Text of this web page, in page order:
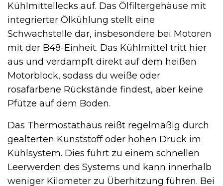
Kühlmittellecks auf. Das Ölfiltergehäuse mit
integrierter Ölkühlung stellt eine
Schwachstelle dar, insbesondere bei Motoren
mit der B48-Einheit. Das Kühlmittel tritt hier
aus und verdampft direkt auf dem heißen
Motorblock, sodass du weiße oder
rosafarbene Rückstände findest, aber keine
Pfütze auf dem Boden.
Das Thermostathaus reißt regelmäßig durch
gealterten Kunststoff oder hohen Druck im
Kühlsystem. Dies führt zu einem schnellen
Leerwerden des Systems und kann innerhalb
weniger Kilometer zu Überhitzung führen. Bei